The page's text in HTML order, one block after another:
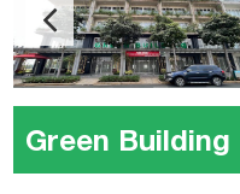
Green Building